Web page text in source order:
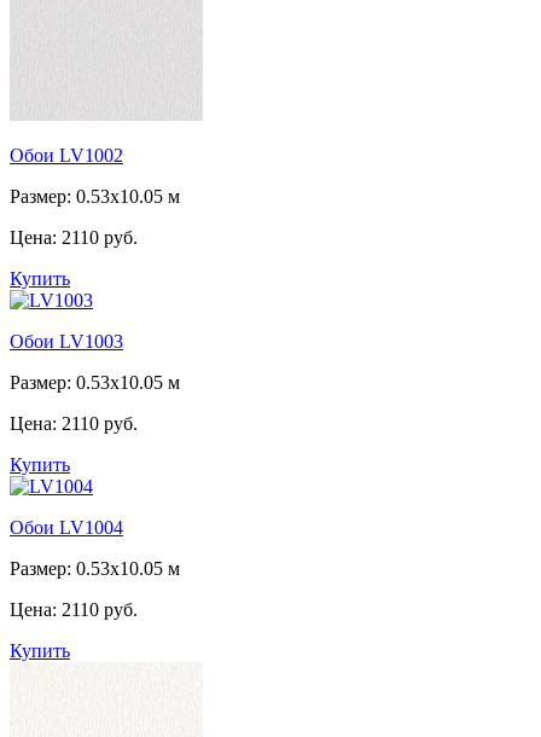
Обои LV1002
Размер: 0.53x10.05 м
Цена: 2110 руб.
Купить
Обои LV1003
Размер: 0.53x10.05 м
Цена: 2110 руб.
Купить
Обои LV1004
Размер: 0.53x10.05 м
Цена: 2110 руб.
Купить